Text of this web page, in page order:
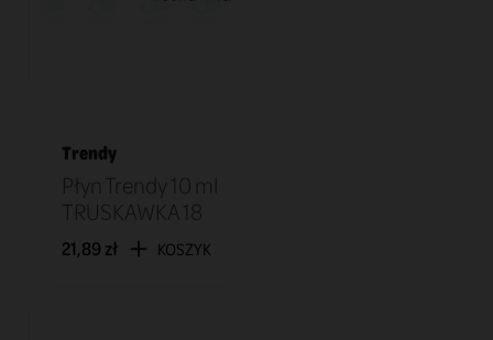
Trendy
Płyn Trendy 10 ml
TRUSKAWKA 18
21,89 zł KOSZYK